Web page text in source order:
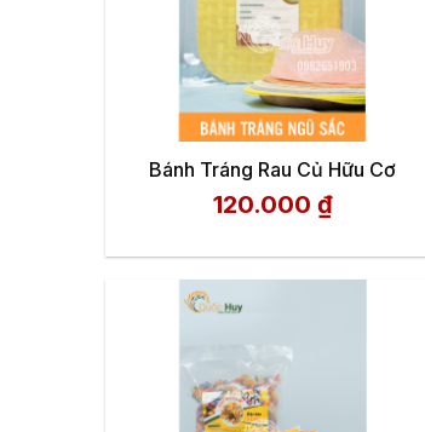
Bánh Tráng Rau Củ Hữu Cơ
120.000 ₫